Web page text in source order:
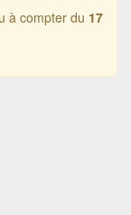
à compter du 17